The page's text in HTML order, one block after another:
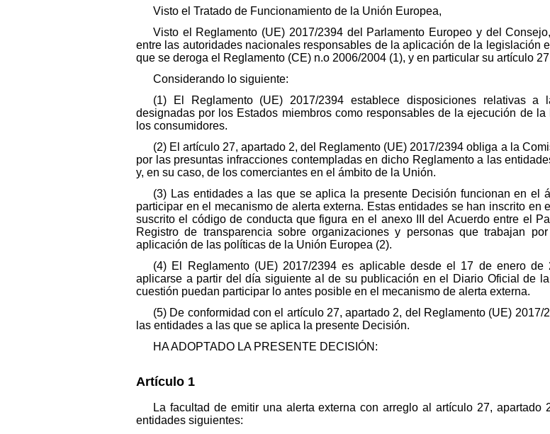
Visto el Tratado de Funcionamiento de la Unión Europea,
Visto el Reglamento (UE) 2017/2394 del Parlamento Europeo y del
entre las autoridades nacionales responsables de la aplicación de la legislación
que se deroga el Reglamento (CE) n.o 2006/2004 (1), y en particular su artículo
Considerando lo siguiente:
(1) El Reglamento (UE) 2017/2394 establece disposiciones relativas a
designadas por los Estados miembros como responsables de la ejecución de
los consumidores.
(2) El artículo 27, apartado 2, del Reglamento (UE) 2017/2394 obliga a la
por las presuntas infracciones contempladas en dicho Reglamento a las
y, en su caso, de los comerciantes en el ámbito de la Unión.
(3) Las entidades a las que se aplica la presente Decisión funcionan en el
participar en el mecanismo de alerta externa. Estas entidades se han inscrito en
suscrito el código de conducta que figura en el anexo III del Acuerdo entre el
Registro de transparencia sobre organizaciones y personas que trabajan
aplicación de las políticas de la Unión Europea (2).
(4) El Reglamento (UE) 2017/2394 es aplicable desde el 17 de enero
aplicarse a partir del día siguiente al de su publicación en el Diario Oficial de
cuestión puedan participar lo antes posible en el mecanismo de alerta externa.
(5) De conformidad con el artículo 27, apartado 2, del Reglamento (UE)
las entidades a las que se aplica la presente Decisión.
HA ADOPTADO LA PRESENTE DECISIÓN:
Artículo 1
La facultad de emitir una alerta externa con arreglo al artículo 27,
entidades siguientes: